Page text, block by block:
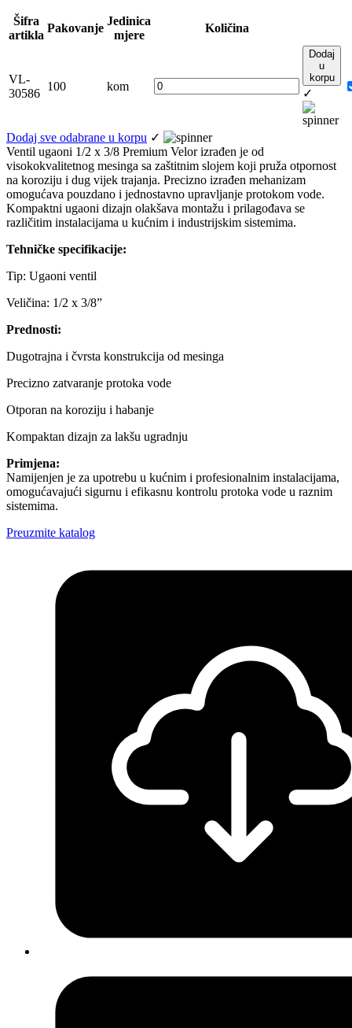
Šifra
artikla
Pakovanje
Jedinica
mjere
Količina
VL-
30586
100 kom
Dodaj
u
korpu
✓
Dodaj sve odabrane u korpu ✓
Ventil ugaoni 1/2 x 3/8 Premium Velor izrađen je od
visokokvalitetnog mesinga sa zaštitnim slojem koji pruža otpornost
na koroziju i dug vijek trajanja. Precizno izrađen mehanizam
omogućava pouzdano i jednostavno upravljanje protokom vode.
Kompaktni ugaoni dizajn olakšava montažu i prilagođava se
različitim instalacijama u kućnim i industrijskim sistemima.
Tehničke specifikacije:
Tip: Ugaoni ventil
Veličina: 1/2 x 3/8”
Prednosti:
Dugotrajna i čvrsta konstrukcija od mesinga
Precizno zatvaranje protoka vode
Otporan na koroziju i habanje
Kompaktan dizajn za lakšu ugradnju
Primjena:
Namijenjen je za upotrebu u kućnim i profesionalnim instalacijama,
omogućavajući sigurnu i efikasnu kontrolu protoka vode u raznim
sistemima.
Preuzmite katalog